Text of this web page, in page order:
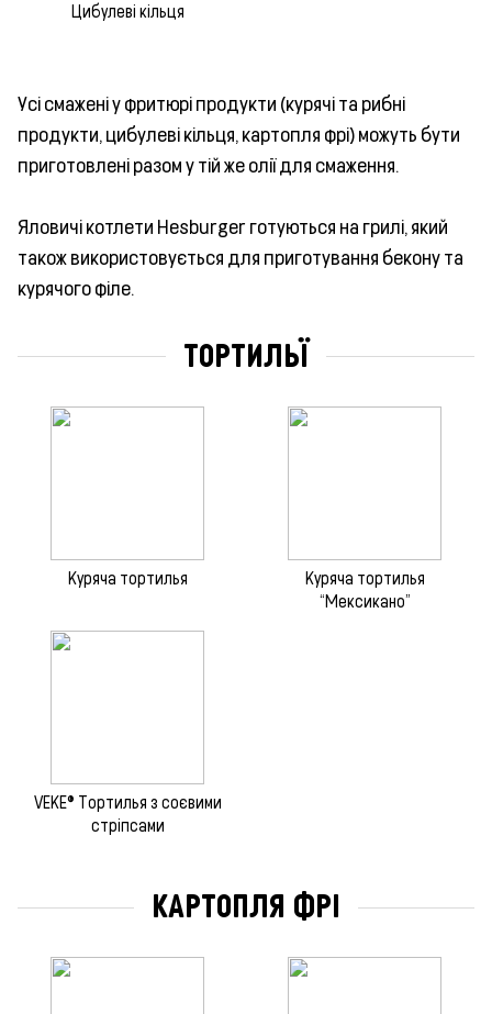
Цибулеві кільця
Усі смажені у фритюрі продукти (курячі та рибні
продукти, цибулеві кільця, картопля фрі) можуть бути
приготовлені разом у тій же олії для смаження.
Яловичі котлети Hesburger готуються на грилі, який
також використовується для приготування бекону та
курячого філе.
ТОРТИЛЬЇ
Куряча тортилья
Куряча тортилья
“Мексикано”
VEKE® Тортилья з соєвими
стріпсами
КАРТОПЛЯ ФРІ